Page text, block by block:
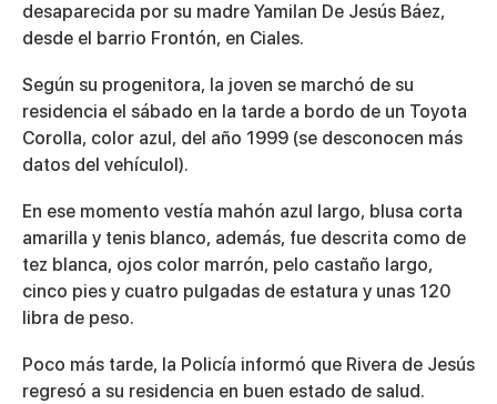
desaparecida por su madre Yamilan De Jesús Báez,
desde el barrio Frontón, en Ciales.
Según su progenitora, la joven se marchó de su
residencia el sábado en la tarde a bordo de un Toyota
Corolla, color azul, del año 1999 (se desconocen más
datos del vehículoI).
En ese momento vestía mahón azul largo, blusa corta
amarilla y tenis blanco, además, fue descrita como de
tez blanca, ojos color marrón, pelo castaño largo,
cinco pies y cuatro pulgadas de estatura y unas 120
libra de peso.
Poco más tarde, la Policía informó que Rivera de Jesús
regresó a su residencia en buen estado de salud.